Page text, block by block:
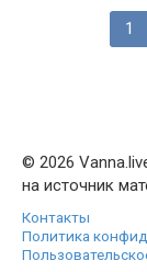
1
© 2026
на источник
Контакты
Политика